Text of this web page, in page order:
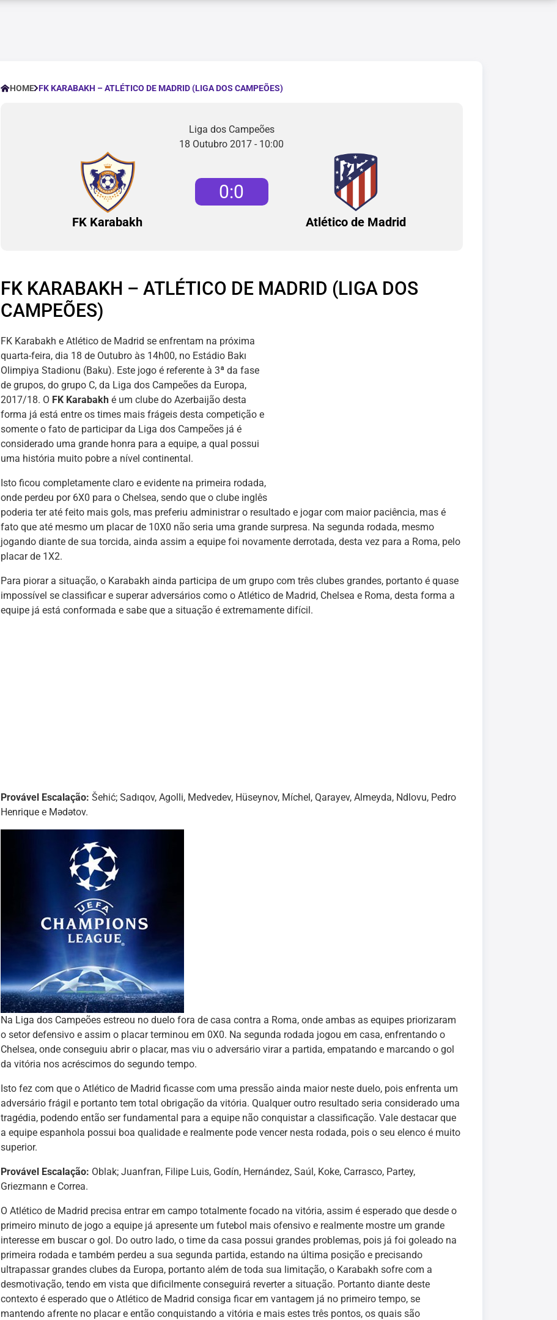
HOME FK KARABAKH – ATLÉTICO DE MADRID (LIGA DOS CAMPEÕES)
Liga dos Campeões
18 Outubro 2017 - 10:00
FK Karabakh
0:0
Atlético de Madrid
FK KARABAKH – ATLÉTICO DE MADRID (LIGA DOS
CAMPEÕES)
FK Karabakh e Atlético de Madrid se enfrentam na próxima
quarta-feira, dia 18 de Outubro às 14h00, no Estádio Bakı
Olimpiya Stadionu (Baku). Este jogo é referente à 3ª da fase
de grupos, do grupo C, da Liga dos Campeões da Europa,
2017/18. O FK Karabakh é um clube do Azerbaijão desta
forma já está entre os times mais frágeis desta competição e
somente o fato de participar da Liga dos Campeões já é
considerado uma grande honra para a equipe, a qual possui
uma história muito pobre a nível continental.
Isto ficou completamente claro e evidente na primeira rodada,
onde perdeu por 6X0 para o Chelsea, sendo que o clube inglês
poderia ter até feito mais gols, mas preferiu administrar o resultado e jogar com maior paciência, mas é
fato que até mesmo um placar de 10X0 não seria uma grande surpresa. Na segunda rodada, mesmo
jogando diante de sua torcida, ainda assim a equipe foi novamente derrotada, desta vez para a Roma, pelo
placar de 1X2.
Para piorar a situação, o Karabakh ainda participa de um grupo com três clubes grandes, portanto é quase
impossível se classificar e superar adversários como o Atlético de Madrid, Chelsea e Roma, desta forma a
equipe já está conformada e sabe que a situação é extremamente difícil.
Provável Escalação: Šehić; Sadıqov, Agolli, Medvedev, Hüseynov, Míchel, Qarayev, Almeyda, Ndlovu, Pedro
Henrique e Mədətov.
Na Liga dos Campeões estreou no duelo fora de casa contra a Roma, onde ambas as equipes priorizaram
o setor defensivo e assim o placar terminou em 0X0. Na segunda rodada jogou em casa, enfrentando o
Chelsea, onde conseguiu abrir o placar, mas viu o adversário virar a partida, empatando e marcando o gol
da vitória nos acréscimos do segundo tempo.
Isto fez com que o Atlético de Madrid ficasse com uma pressão ainda maior neste duelo, pois enfrenta um
adversário frágil e portanto tem total obrigação da vitória. Qualquer outro resultado seria considerado uma
tragédia, podendo então ser fundamental para a equipe não conquistar a classificação. Vale destacar que
a equipe espanhola possui boa qualidade e realmente pode vencer nesta rodada, pois o seu elenco é muito
superior.
Provável Escalação: Oblak; Juanfran, Filipe Luis, Godín, Hernández, Saúl, Koke, Carrasco, Partey,
Griezmann e Correa.
O Atlético de Madrid precisa entrar em campo totalmente focado na vitória, assim é esperado que desde o
primeiro minuto de jogo a equipe já apresente um futebol mais ofensivo e realmente mostre um grande
interesse em buscar o gol. Do outro lado, o time da casa possui grandes problemas, pois já foi goleado na
primeira rodada e também perdeu a sua segunda partida, estando na última posição e precisando
ultrapassar grandes clubes da Europa, portanto além de toda sua limitação, o Karabakh sofre com a
desmotivação, tendo em vista que dificilmente conseguirá reverter a situação. Portanto diante deste
contexto é esperado que o Atlético de Madrid consiga ficar em vantagem já no primeiro tempo, se
mantendo afrente no placar e então conquistando a vitória e mais estes três pontos, os quais são